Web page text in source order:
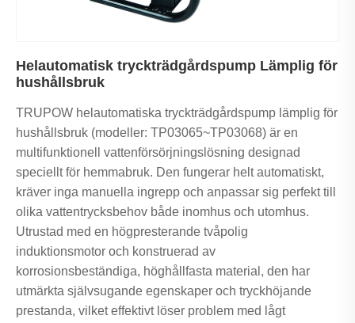
Helautomatisk tryckträdgårdspump Lämplig för
hushållsbruk
TRUPOW helautomatiska tryckträdgårdspump lämplig för
hushållsbruk (modeller: TP03065~TP03068) är en
multifunktionell vattenförsörjningslösning designad
speciellt för hemmabruk. Den fungerar helt automatiskt,
kräver inga manuella ingrepp och anpassar sig perfekt till
olika vattentrycksbehov både inomhus och utomhus.
Utrustad med en högpresterande tvåpolig
induktionsmotor och konstruerad av
korrosionsbeständiga, höghållfasta material, den har
utmärkta självsugande egenskaper och tryckhöjande
prestanda, vilket effektivt löser problem med lågt